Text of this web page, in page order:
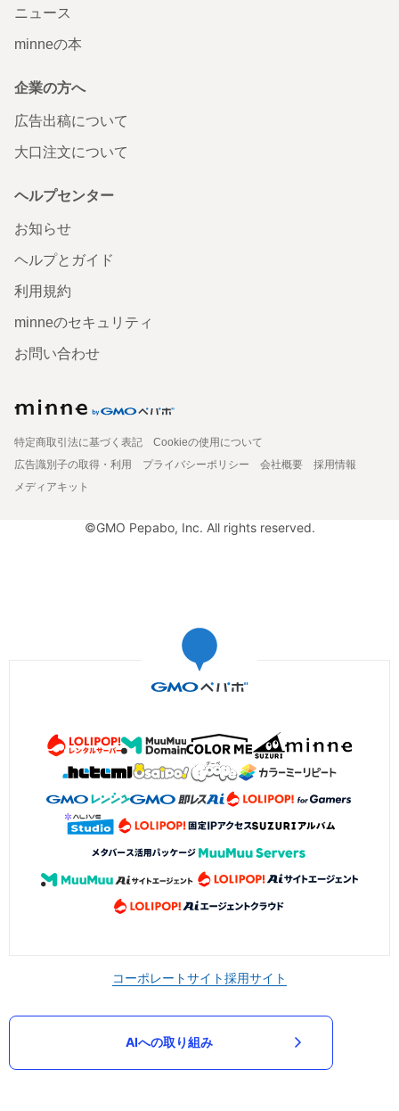
ニュース
minneの本
企業の方へ
広告出稿について
大口注文について
ヘルプセンター
お知らせ
ヘルプとガイド
利用規約
minneのセキュリティ
お問い合わせ
特定商取引法に基づく表記
Cookieの使用について
広告識別子の取得・利用
プライバシーポリシー 会社概要
採用情報
メディアキット
©GMO Pepabo, Inc. All rights reserved.
コーポレートサイト採用サイト
AIへの取り組み